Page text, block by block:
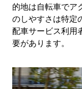
的地は自転車でア
のしやすさは特定
配車サービス利用
要があります。